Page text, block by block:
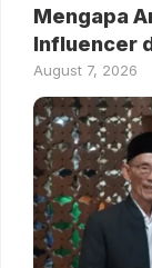
Mengapa
Influencer
August 7, 2026